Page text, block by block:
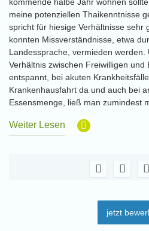
meine potenziellen Thaikenntnisse
spricht für hiesige Verhältnisse sehr
konnten Missverständnisse, etwa
Landessprache, vermieden werden.
Verhältnis zwischen Freiwilligen und
entspannt, bei akuten
Krankenhausfahrt da und auch bei
Essensmenge, ließ man zumindest
Weiter Lesen
jetzt